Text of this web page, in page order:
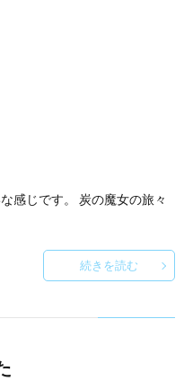
感じです。 炭の魔女の旅々
続きを読む